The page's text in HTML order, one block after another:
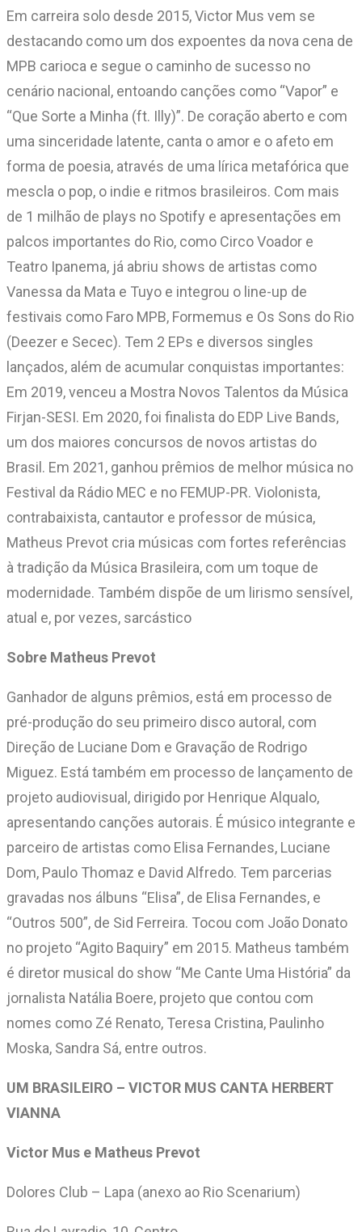
Em carreira solo desde 2015, Victor Mus vem se
destacando como um dos expoentes da nova cena de
MPB carioca e segue o caminho de sucesso no
cenário nacional, entoando canções como “Vapor” e
“Que Sorte a Minha (ft. Illy)”. De coração aberto e com
uma sinceridade latente, canta o amor e o afeto em
forma de poesia, através de uma lírica metafórica que
mescla o pop, o indie e ritmos brasileiros. Com mais
de 1 milhão de plays no Spotify e apresentações em
palcos importantes do Rio, como Circo Voador e
Teatro Ipanema, já abriu shows de artistas como
Vanessa da Mata e Tuyo e integrou o line-up de
festivais como Faro MPB, Formemus e Os Sons do Rio
(Deezer e Secec). Tem 2 EPs e diversos singles
lançados, além de acumular conquistas importantes:
Em 2019, venceu a Mostra Novos Talentos da Música
Firjan-SESI. Em 2020, foi finalista do EDP Live Bands,
um dos maiores concursos de novos artistas do
Brasil. Em 2021, ganhou prêmios de melhor música no
Festival da Rádio MEC e no FEMUP-PR. Violonista,
contrabaixista, cantautor e professor de música,
Matheus Prevot cria músicas com fortes referências
à tradição da Música Brasileira, com um toque de
modernidade. Também dispõe de um lirismo sensível,
atual e, por vezes, sarcástico
Sobre Matheus Prevot
Ganhador de alguns prêmios, está em processo de
pré-produção do seu primeiro disco autoral, com
Direção de Luciane Dom e Gravação de Rodrigo
Miguez. Está também em processo de lançamento de
projeto audiovisual, dirigido por Henrique Alqualo,
apresentando canções autorais. É músico integrante e
parceiro de artistas como Elisa Fernandes, Luciane
Dom, Paulo Thomaz e David Alfredo. Tem parcerias
gravadas nos álbuns “Elisa”, de Elisa Fernandes, e
“Outros 500”, de Sid Ferreira. Tocou com João Donato
no projeto “Agito Baquiry” em 2015. Matheus também
é diretor musical do show “Me Cante Uma História” da
jornalista Natália Boere, projeto que contou com
nomes como Zé Renato, Teresa Cristina, Paulinho
Moska, Sandra Sá, entre outros.
UM BRASILEIRO – VICTOR MUS CANTA HERBERT
VIANNA
Victor Mus e Matheus Prevot
Dolores Club – Lapa (anexo ao Rio Scenarium)